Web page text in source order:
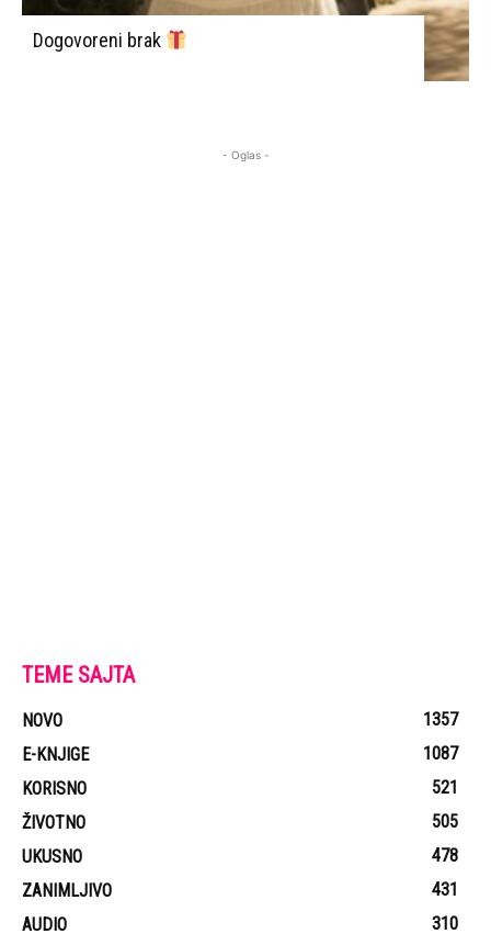
Dogovoreni brak
- Oglas -
TEME SAJTA
NOVO
1357
E-KNJIGE
1087
KORISNO
521
ŽIVOTNO
505
UKUSNO
478
ZANIMLJIVO
431
AUDIO
310